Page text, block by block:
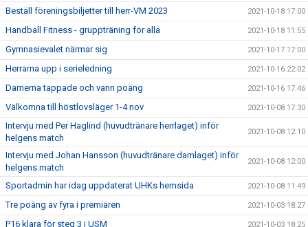
Beställ föreningsbiljetter till herr-VM 2023 2021-10-18 17:00
Handball Fitness - gruppträning för alla 2021-10-18 11:55
Gymnasievalet närmar sig 2021-10-17 17:00
Herrarna upp i serieledning 2021-10-16 22:02
Damerna tappade och vann poäng 2021-10-16 17:46
Välkomna till höstlovsläger 1-4 nov 2021-10-08 17:30
Intervju med Per Haglind (huvudtränare herrlaget) inför
helgens match
2021-10-08 12:10
Intervju med Johan Hansson (huvudtränare damlaget) inför
helgens match
2021-10-08 12:00
Sportadmin har idag uppdaterat UHKs hemsida 2021-10-08 11:49
Tre poäng av fyra i premiären 2021-10-03 18:27
P16 klara för steg 3 i USM 2021-10-03 18:25